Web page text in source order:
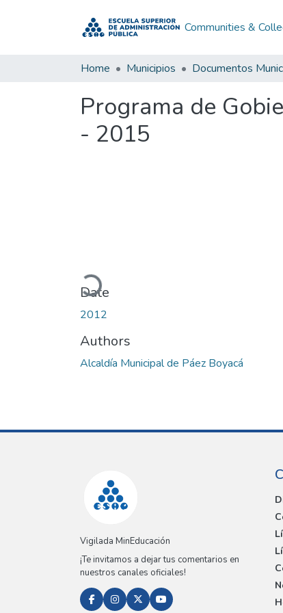
Communities &
Home Municipios Documentos
Programa de
- 2015
Loading...
Date
2012
Authors
Alcaldía Municipal de Páez Boyacá
Vigilada MinEducación
¡Te invitamos a dejar tus comentarios en
nuestros canales oficiales!